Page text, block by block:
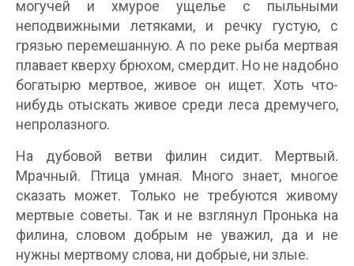
могучей и хмурое ущелье с пыльными
неподвижными летяками, и речку густую, с
грязью перемешанную. А по реке рыба мертвая
плавает кверху брюхом, смердит. Но не надобно
богатырю мертвое, живое он ищет. Хоть что-
нибудь отыскать живое среди леса дремучего,
непролазного.
На дубовой ветви филин сидит. Мертвый.
Мрачный. Птица умная. Много знает, многое
сказать может. Только не требуются живому
мертвые советы. Так и не взглянул Пронька на
филина, словом добрым не уважил, да и не
нужны мертвому слова, ни добрые, ни злые.